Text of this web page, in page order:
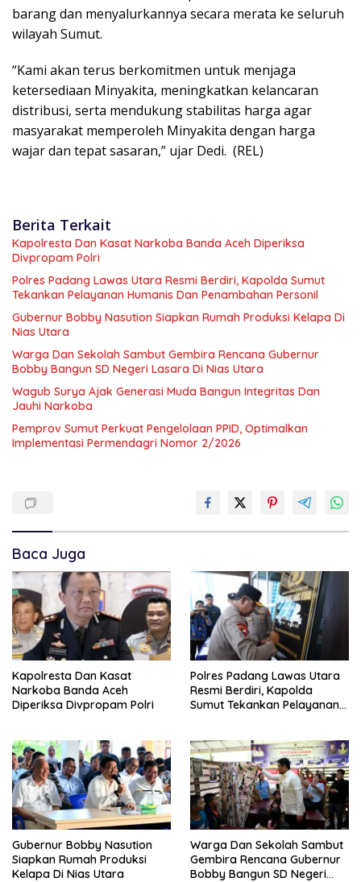
barang dan menyalurkannya secara merata ke seluruh
wilayah Sumut.
“Kami akan terus berkomitmen untuk menjaga
ketersediaan Minyakita, meningkatkan kelancaran
distribusi, serta mendukung stabilitas harga agar
masyarakat memperoleh Minyakita dengan harga
wajar dan tepat sasaran,” ujar Dedi. (REL)
Berita Terkait
Kapolresta Dan Kasat Narkoba Banda Aceh Diperiksa
Divpropam Polri
Polres Padang Lawas Utara Resmi Berdiri, Kapolda Sumut
Tekankan Pelayanan Humanis Dan Penambahan Personil
Gubernur Bobby Nasution Siapkan Rumah Produksi Kelapa Di
Nias Utara
Warga Dan Sekolah Sambut Gembira Rencana Gubernur
Bobby Bangun SD Negeri Lasara Di Nias Utara
Wagub Surya Ajak Generasi Muda Bangun Integritas Dan
Jauhi Narkoba
Pemprov Sumut Perkuat Pengelolaan PPID, Optimalkan
Implementasi Permendagri Nomor 2/2026
Baca Juga
Kapolresta Dan Kasat
Narkoba Banda Aceh
Diperiksa Divpropam Polri
Polres Padang Lawas Utara
Resmi Berdiri, Kapolda
Sumut Tekankan Pelayanan
Gubernur Bobby Nasution
Siapkan Rumah Produksi
Kelapa Di Nias Utara
Warga Dan Sekolah Sambut
Gembira Rencana Gubernur
Bobby Bangun SD Negeri